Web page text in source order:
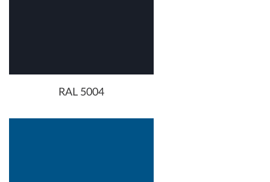
RAL 5004